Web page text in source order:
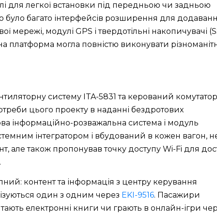
для легкої встановки під передньою чи задньою
було багато інтерфейсів розширення для
мережі, модулі GPS і твердотільні накопичувачі
могла повністю виконувати
систему ITA-5831 та керований комутатор
цього проекту в наданні бездротових
інформаційно-розважальна система і модуль
інтегратором і вбудований в кожен вагон,
але також пропонував точку доступу Wi-Fi для
контент та інформація з центру керування
один з одним через EKI-9516. Пасажири
електронні книги чи грають в онлайн-ігри